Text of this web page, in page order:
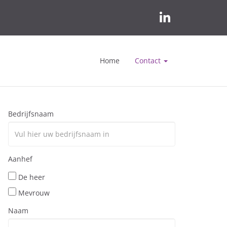
Home Contact
Bedrijfsnaam
Aanhef
De heer
Mevrouw
Naam